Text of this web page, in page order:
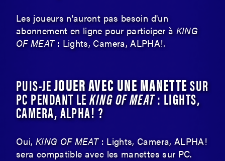
Les joueurs n'auront pas besoin d'un
abonnement en ligne pour participer àKING
OF MEAT: Lights, Camera, ALPHA!.
PUIS-JEJOUER AVEC UNE MANETTESUR
PC PENDANT LEKING OF MEAT: LIGHTS,
CAMERA, ALPHA! ?
Oui, KING OF MEAT: Lights, Camera, ALPHA!
sera compatible avec les manettes sur PC.